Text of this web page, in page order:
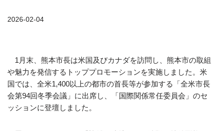
2026-02-04
1月末、熊本市長は米国及びカナダを訪問し、熊本市の取組
や魅力を発信するトッププロモーションを実施しました。米
国では、全米1,400以上の都市の首長等が参加する「全米市長
会第94回冬季会議」に出席し、「国際関係常任委員会」のセ
ッションに登壇しました。